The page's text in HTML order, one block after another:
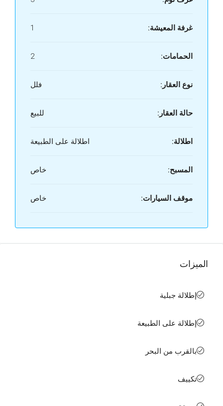
غرفة المعيشة: 1
الحمامات: 2
نوع العقار: فلل
حالة العقار: للبيع
اطلالة: اطلالة على الطبيعة
المسبح: خاص
موقف السيارات: خاص
الميزات
إطلالة جبلية
إطلالة على الطبيعة
بالقرب من البحر
تكييف